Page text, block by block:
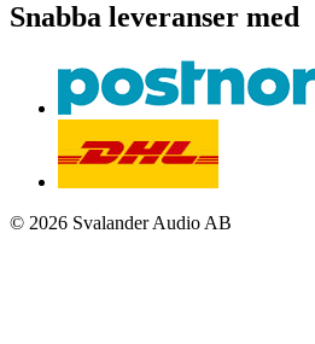
Snabba leveranser med
© 2026 Svalander Audio AB